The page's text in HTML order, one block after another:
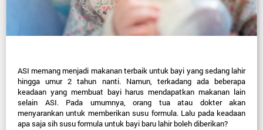
ASI memang menjadi makanan terbaik untuk bayi yang sedang lahir
hingga umur 2 tahun nanti. Namun, terkadang ada beberapa
keadaan yang membuat bayi harus mendapatkan makanan lain
selain ASI. Pada umumnya, orang tua atau dokter akan
menyarankan untuk memberikan susu formula. Lalu pada keadaan
apa saja sih susu formula untuk bayi baru lahir boleh diberikan?